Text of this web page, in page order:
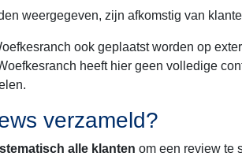
weergegeven, zijn afkomstig van
ook geplaatst worden op
heeft hier geen volledige
verzameld?
alle klanten om een review te